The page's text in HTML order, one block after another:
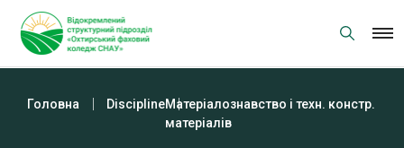
content
Головна DisciplineМатеріалознавство і техн. констр.
матеріалів